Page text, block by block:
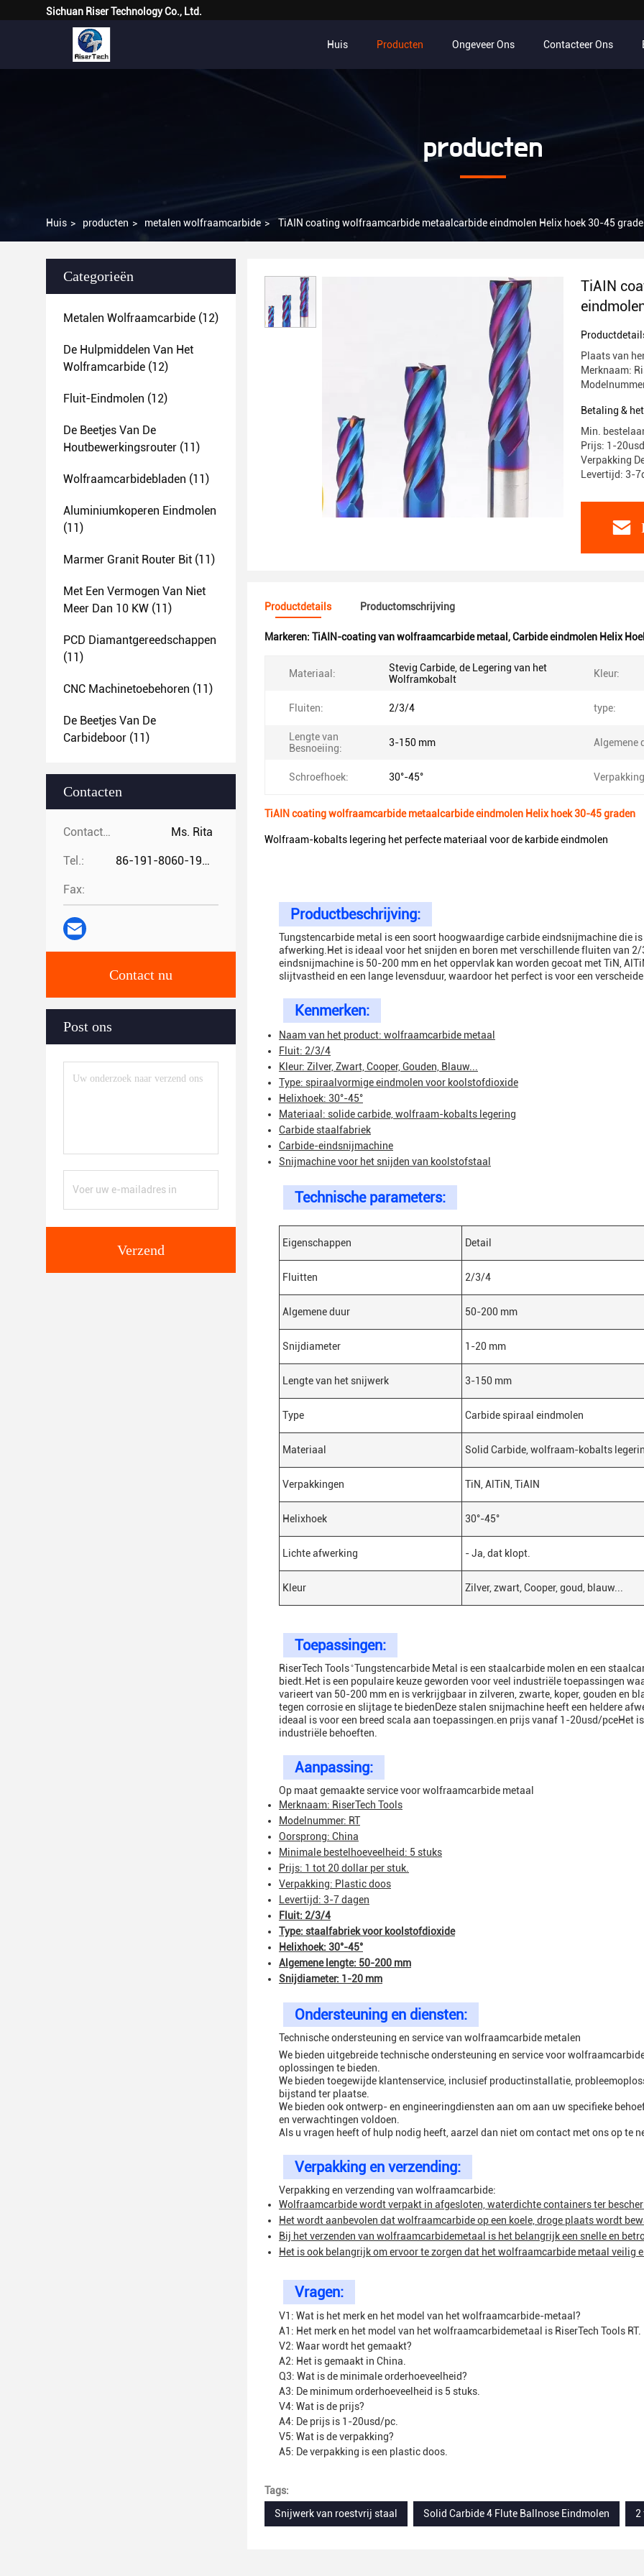
Sichuan Riser Technology Co., Ltd.
Huis Producten Ongeveer Ons Contacteer Ons
producten
Huis > producten > metalen wolfraamcarbide > TiAIN coating wolfraamcarbide metaalcarbide eindmolen Helix hoek 30-45
Categorieën
Metalen Wolfraamcarbide (12)
De Hulpmiddelen Van Het
Wolframcarbide (12)
Fluit-Eindmolen (12)
De Beetjes Van De
Houtbewerkingsrouter (11)
Wolfraamcarbidebladen (11)
Aluminiumkoperen Eindmolen
(11)
Marmer Granit Router Bit (11)
Met Een Vermogen Van Niet
Meer Dan 10 KW (11)
PCD Diamantgereedschappen
(11)
CNC Machinetoebehoren (11)
De Beetjes Van De
Carbideboor (11)
Contacten
Contacten: Ms. Rita
Tel.: 86-191-8060-1981
Fax:
Contact nu
Post ons
Verzend
TiAIN
Plaats van
Merknaam:
Betaling &
Min.
Prijs: 1-
Verpakking
Levertijd: 3-
Productdetails Productomschrijving
Markeren: TiAIN-coating van wolfraamcarbide metaal ,Carbide eindmolen Helix
Materiaal:
Stevig Carbide, de Legering van het
Wolframkobalt
Kleur:
Fluiten: 2/3/4 type:
Lengte van
Besnoeiing:
3-150 mm Algemene
Schroefhoek: 30°-45°
TiAIN coating wolfraamcarbide metaalcarbide eindmolen Helix hoek 30-45 graden
Wolfraam-kobalts legering het perfecte materiaal voor de karbide eindmolen
Productbeschrijving:
Tungstencarbide metal is een soort hoogwaardige carbide eindsnijmachine die
afwerking.Het is ideaal voor het snijden en boren met verschillende fluiten van
eindsnijmachine is 50-200 mm en het oppervlak kan worden gecoat met TiN,
slijtvastheid en een lange levensduur, waardoor het perfect is voor een
Kenmerken:
Naam van het product: wolfraamcarbide metaal
Fluit: 2/3/4
Kleur: Zilver, Zwart, Cooper, Gouden, Blauw...
Type: spiraalvormige eindmolen voor koolstofdioxide
Helixhoek: 30°-45°
Materiaal: solide carbide, wolfraam-kobalts legering
Carbide staalfabriek
Carbide-eindsnijmachine
Snijmachine voor het snijden van koolstofstaal
Technische parameters:
Eigenschappen Detail
Fluitten 2/3/4
Algemene duur 50-200 mm
Snijdiameter 1-20 mm
Lengte van het snijwerk 3-150 mm
Type Carbide spiraal eindmolen
Materiaal Solid Carbide, wolfraam-kobalts
Verpakkingen TiN, AlTiN, TiAIN
Helixhoek 30°-45°
Lichte afwerking - Ja, dat klopt.
Kleur Zilver, zwart, Cooper, goud, blauw...
Toepassingen:
RiserTech Tools ̊ Tungstencarbide Metal is een staalcarbide molen en een
biedt.Het is een populaire keuze geworden voor veel industriële toepassingen
varieert van 50-200 mm en is verkrijgbaar in zilveren, zwarte, koper, gouden en
tegen corrosie en slijtage te biedenDeze stalen snijmachine heeft een heldere
ideaal is voor een breed scala aan toepassingen.en prijs vanaf 1-20usd/pceHet
industriële behoeften.
Aanpassing:
Op maat gemaakte service voor wolfraamcarbide metaal
Merknaam: RiserTech Tools
Modelnummer: RT
Oorsprong: China
Minimale bestelhoeveelheid: 5 stuks
Prijs: 1 tot 20 dollar per stuk.
Verpakking: Plastic doos
Levertijd: 3-7 dagen
Fluit: 2/3/4
Type: staalfabriek voor koolstofdioxide
Helixhoek: 30°-45°
Algemene lengte: 50-200 mm
Snijdiameter: 1-20 mm
Ondersteuning en diensten:
Technische ondersteuning en service van wolfraamcarbide metalen
We bieden uitgebreide technische ondersteuning en service voor
oplossingen te bieden.
We bieden toegewijde klantenservice, inclusief productinstallatie,
bijstand ter plaatse.
We bieden ook ontwerp- en engineeringdiensten aan om aan uw specifieke
en verwachtingen voldoen.
Als u vragen heeft of hulp nodig heeft, aarzel dan niet om contact met ons op te
Verpakking en verzending:
Verpakking en verzending van wolfraamcarbide:
Wolfraamcarbide wordt verpakt in afgesloten, waterdichte containers ter
Het wordt aanbevolen dat wolfraamcarbide op een koele, droge plaats wordt
Bij het verzenden van wolfraamcarbidemetaal is het belangrijk een snelle en
Het is ook belangrijk om ervoor te zorgen dat het wolfraamcarbide metaal veilig
Vragen:
V1: Wat is het merk en het model van het wolfraamcarbide-metaal?
A1: Het merk en het model van het wolfraamcarbidemetaal is RiserTech Tools RT.
V2: Waar wordt het gemaakt?
A2: Het is gemaakt in China.
Q3: Wat is de minimale orderhoeveelheid?
A3: De minimum orderhoeveelheid is 5 stuks.
V4: Wat is de prijs?
A4: De prijs is 1-20usd/pc.
V5: Wat is de verpakking?
A5: De verpakking is een plastic doos.
Tags:
Snijwerk van roestvrij staal
Solid Carbide 4 Flute Ballnose Eindmolen 2